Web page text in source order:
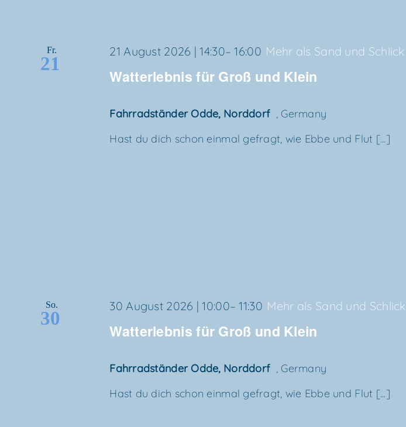
Fr.
21
Wat­t­er­leb­nis für Groß und Klein
21 August 2026 | 14:30–16:00 Mehr als Sand und Schlick
Fahr­rad­stän­der Odde, Norddorf , Germany
Hast du dich schon ein­mal gefragt, wie Ebbe und Flut [...]
So.
30
Wat­t­er­leb­nis für Groß und Klein
30 August 2026 | 10:00–11:30 Mehr als Sand und Schlick
Fahr­rad­stän­der Odde, Norddorf , Germany
Hast du dich schon ein­mal gefragt, wie Ebbe und Flut [...]